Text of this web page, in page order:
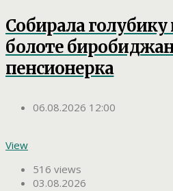
Собирала голубику
болоте
пенсионерка
06.08.2026 12:00
View
516 views
03.08.2026